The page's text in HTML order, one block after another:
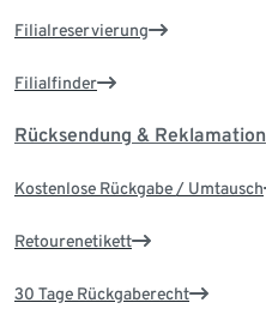
Filialreservierung
Filialfinder
Rücksendung & Reklamation
Kostenlose Rückgabe / Umtausch
Retourenetikett
30 Tage Rückgaberecht